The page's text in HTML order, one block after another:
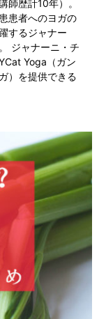
師歴計10年）。
患者へのヨガの
するジャナー
ジャナーニ・チ
Yoga（ガン
）を提供できる